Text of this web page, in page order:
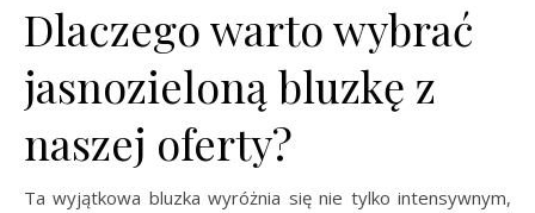
Dlaczego warto wybrać
jasnozieloną bluzkę z
naszej oferty?
Ta wyjątkowa bluzka wyróżnia się nie tylko intensywnym,